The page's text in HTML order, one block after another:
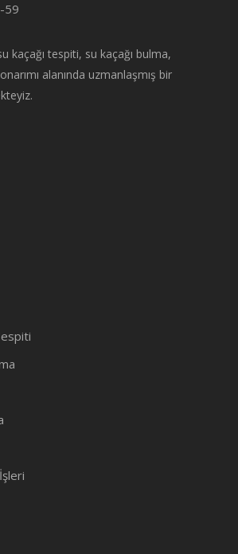
59
kaçağı tespiti, su kaçağı bulma,
alanında uzmanlaşmış bir